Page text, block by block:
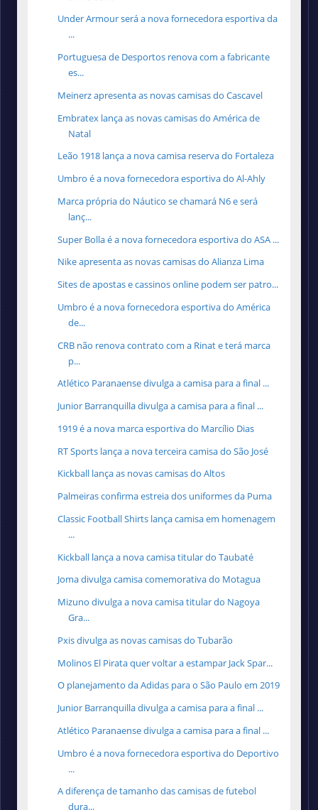
Under Armour será a nova fornecedora esportiva da
...
Portuguesa de Desportos renova com a fabricante
es...
Meinerz apresenta as novas camisas do Cascavel
Embratex lança as novas camisas do América de
Natal
Leão 1918 lança a nova camisa reserva do Fortaleza
Umbro é a nova fornecedora esportiva do Al-Ahly
Marca própria do Náutico se chamará N6 e será
lanç...
Super Bolla é a nova fornecedora esportiva do ASA ...
Nike apresenta as novas camisas do Alianza Lima
Sites de apostas e cassinos online podem ser patro...
Umbro é a nova fornecedora esportiva do América
de...
CRB não renova contrato com a Rinat e terá marca
p...
Atlético Paranaense divulga a camisa para a final ...
Junior Barranquilla divulga a camisa para a final ...
1919 é a nova marca esportiva do Marcílio Dias
RT Sports lança a nova terceira camisa do São José
Kickball lança as novas camisas do Altos
Palmeiras confirma estreia dos uniformes da Puma
Classic Football Shirts lança camisa em homenagem
...
Kickball lança a nova camisa titular do Taubaté
Joma divulga camisa comemorativa do Motagua
Mizuno divulga a nova camisa titular do Nagoya
Gra...
Pxis divulga as novas camisas do Tubarão
Molinos El Pirata quer voltar a estampar Jack Spar...
O planejamento da Adidas para o São Paulo em 2019
Junior Barranquilla divulga a camisa para a final ...
Atlético Paranaense divulga a camisa para a final ...
Umbro é a nova fornecedora esportiva do Deportivo
...
A diferença de tamanho das camisas de futebol
dura...